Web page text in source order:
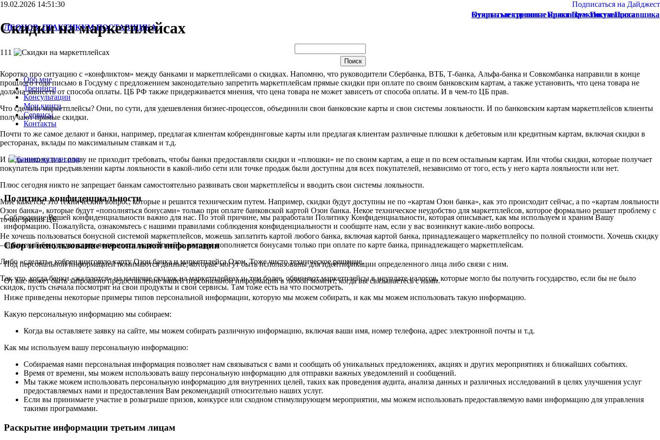
ЛЕОНОВ. ПРАКТИКУМ ПОСТАВЩИКА
Обо мне
Тренинги
Консультации
Мои книги
Сервисы
Контакты
19.02.2026 14:51:30 Подписаться на Дайджест
Скидки на маркетплейсах
111
Коротко про ситуацию с «конфликтом» между банками и маркетплейсами о скидках. Напомню, что руководители Сбербанка, ВТБ, Т-банка, Альфа-банка и Совкомбанка направили в конце
прошлого года письмо в Госдуму с предложением законодательно запретить маркетплейсам прямые скидки при оплате по своим банковским картам, а также установить, что цена товара не
должна зависеть от способа оплаты. ЦБ РФ также придерживается мнения, что цена товара не может зависеть от способа оплаты. И в чем-то ЦБ прав.
Что сделали маркетплейсы? Они, по сути, для удешевления бизнес-процессов, объединили свои банковские карты и свои системы лояльности. И по банковским картам маркетплейсов клиенты
получают прямые скидки.
Почти то же самое делают и банки, например, предлагая клиентам кобрендинговые карты или предлагая клиентам различные плюшки к дебетовым или кредитным картам, включая скидки в
ресторанах, вклады по максимальным ставкам и т.д.
И ведь никому и в голову не приходит требовать, чтобы банки предоставляли скидки и «плюшки» не по своим картам, а еще и по всем остальным картам. Или чтобы скидки, которые получает
покупатель при предъявлении карты лояльности в какой-либо сети или точке продаж были доступны для всех покупателей, независимо от того, есть у него карта лояльности или нет.
Плюс сегодня никто не запрещает банкам самостоятельно развивать свои маркетплейсы и вводить свои системы лояльности.
Мне кажется, это технический вопрос, которые и решится техническим путем. Например, скидки будут доступны не по «картам Озон банка», как это происходит сейчас, а по «картам лояльности
Озон банка», которые будут «пополняться бонусами» только при оплате банковской картой Озон банка. Некое техническое неудобство для маркетплейсов, которое формально решает проблему с
точки зрения ЦБ.
Не хочешь пользоваться бонусной системой маркетплейсов, можешь заплатить картой любого банка, включая картой банка, принадлежащего маркетплейсу по полной стоимости. Хочешь скидку
– применяй бонусную карту лояльности маркетплейса, которая пополняется бонусами только при оплате по карте банка, принадлежащего маркетплейсам.
Либо «сделать» кобрендинговую карту Озон банка и маркетплейса Озон. Тоже чисто техническое решение.
Так что, когда банки «жалуются» на наличие скидок на маркетплейсах и, тем более, обвиняют маркетплейсы в неуплате налогов, которые могло бы получить государство, если бы не было
скидок, пусть сначала посмотрят на свои продукты и свои сервисы. Там тоже есть на что посмотреть.
Купить электронные книги Практикум Поставщика
Открытые тренинги Практикум Поставщика
Политика конфиденциальности
Соблюдение Вашей конфиденциальности важно для нас. По этой причине, мы разработали Политику Конфиденциальности, которая описывает, как мы используем и храним Вашу
информацию. Пожалуйста, ознакомьтесь с нашими правилами соблюдения конфиденциальности и сообщите нам, если у вас возникнут какие-либо вопросы.
Сбор и использование персональной информации
Под персональной информацией понимаются данные, которые могут быть использованы для идентификации определенного лица либо связи с ним.
От вас может быть запрошено предоставление вашей персональной информации в любой момент, когда вы связываетесь с нами.
Ниже приведены некоторые примеры типов персональной информации, которую мы можем собирать, и как мы можем использовать такую информацию.
Какую персональную информацию мы собираем:
Когда вы оставляете заявку на сайте, мы можем собирать различную информацию, включая ваши имя, номер телефона, адрес электронной почты и т.д.
Как мы используем вашу персональную информацию:
Собираемая нами персональная информация позволяет нам связываться с вами и сообщать об уникальных предложениях, акциях и других мероприятиях и ближайших событиях.
Время от времени, мы можем использовать вашу персональную информацию для отправки важных уведомлений и сообщений.
Мы также можем использовать персональную информацию для внутренних целей, таких как проведения аудита, анализа данных и различных исследований в целях улучшения услуг
предоставляемых нами и предоставления Вам рекомендаций относительно наших услуг.
Если вы принимаете участие в розыгрыше призов, конкурсе или сходном стимулирующем мероприятии, мы можем использовать предоставляемую вами информацию для управления
такими программами.
Раскрытие информации третьим лицам